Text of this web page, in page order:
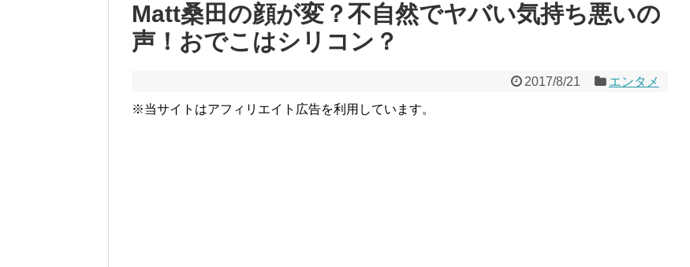
Matt桑田の顔が変？不自然でヤバい気持ち悪いの
声！おでこはシリコン？
2017/8/21 エンタメ
※当サイトはアフィリエイト広告を利用しています。